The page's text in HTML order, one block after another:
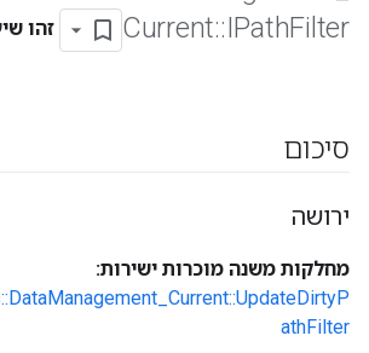
Current::IPathFilter זהו
סיכום
ירושה
מחלקות משנה מוכרות ישירות:
athFilter